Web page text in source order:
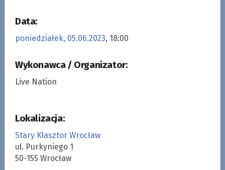
Data:
poniedziałek, 05.06.2023, 18:00
Wykonawca / Organizator:
Live Nation
Lokalizacja:
Stary Klasztor Wrocław
ul. Purkyniego 1
50-155 Wrocław